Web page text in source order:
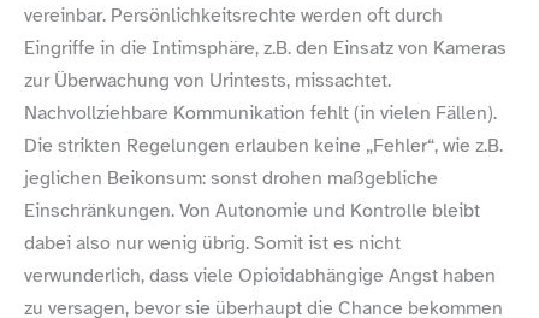
vereinbar. Persönlichkeitsrechte werden oft durch
Eingriffe in die Intimsphäre, z.B. den Einsatz von Kameras
zur Überwachung von Urintests, missachtet.
Nachvollziehbare Kommunikation fehlt (in vielen Fällen).
Die strikten Regelungen erlauben keine „Fehler“, wie z.B.
jeglichen Beikonsum: sonst drohen maßgebliche
Einschränkungen. Von Autonomie und Kontrolle bleibt
dabei also nur wenig übrig. Somit ist es nicht
verwunderlich, dass viele Opioidabhängige Angst haben
zu versagen, bevor sie überhaupt die Chance bekommen